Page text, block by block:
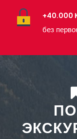
+40.000
без